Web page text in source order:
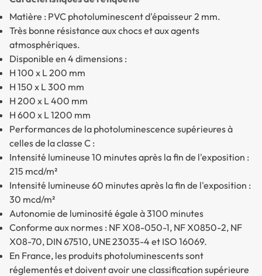
Matière : PVC photoluminescent d'épaisseur 2 mm.
Très bonne résistance aux chocs et aux agents
atmosphériques.
Disponible en 4 dimensions :
H 100 x L 200 mm
H 150 x L 300 mm
H 200 x L 400 mm
H 600 x L 1200 mm
Performances de la photoluminescence supérieures à
celles de la classe C :
Intensité lumineuse 10 minutes après la fin de l'exposition :
215 mcd/m²
Intensité lumineuse 60 minutes après la fin de l'exposition :
30 mcd/m²
Autonomie de luminosité égale à 3100 minutes
Conforme aux normes : NF X08-050-1, NF X0850-2, NF
X08-70, DIN 67510, UNE 23035-4 et ISO 16069.
En France, les produits photoluminescents sont
réglementés et doivent avoir une classification supérieure